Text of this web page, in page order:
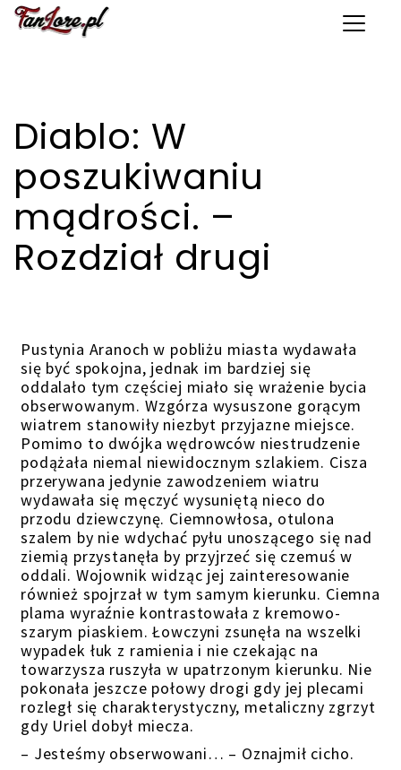
Toggle
Diablo: W
poszukiwaniu
mądrości. –
Rozdział drugi
Pustynia Aranoch w pobliżu miasta wydawała
się być spokojna, jednak im bardziej się
oddalało tym częściej miało się wrażenie bycia
obserwowanym. Wzgórza wysuszone gorącym
wiatrem stanowiły niezbyt przyjazne miejsce.
Pomimo to dwójka wędrowców niestrudzenie
podążała niemal niewidocznym szlakiem. Cisza
przerywana jedynie zawodzeniem wiatru
wydawała się męczyć wysuniętą nieco do
przodu dziewczynę. Ciemnowłosa, otulona
szalem by nie wdychać pyłu unoszącego się nad
ziemią przystanęła by przyjrzeć się czemuś w
oddali. Wojownik widząc jej zainteresowanie
również spojrzał w tym samym kierunku. Ciemna
plama wyraźnie kontrastowała z kremowo-
szarym piaskiem. Łowczyni zsunęła na wszelki
wypadek łuk z ramienia i nie czekając na
towarzysza ruszyła w upatrzonym kierunku. Nie
pokonała jeszcze połowy drogi gdy jej plecami
rozległ się charakterystyczny, metaliczny zgrzyt
gdy Uriel dobył miecza.
– Jesteśmy obserwowani… – Oznajmił cicho.